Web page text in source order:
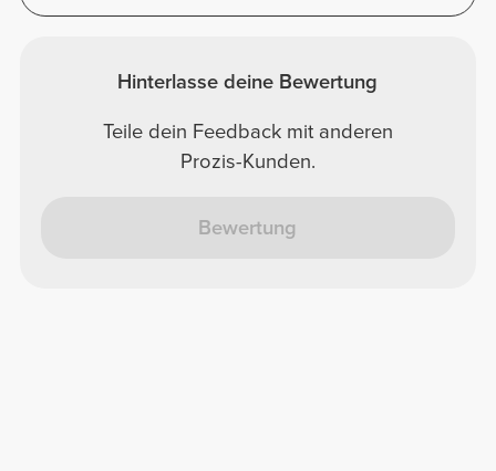
Hinterlasse deine Bewertung
Teile dein Feedback mit anderen
Prozis-Kunden.
Bewertung